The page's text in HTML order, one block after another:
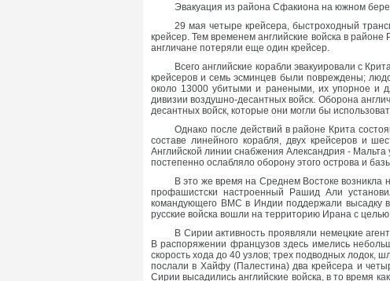
Эвакуация из района Сфакиона на южном
29 мая четыре крейсера, быстроходный
крейсер. Тем временем английские войска в
англичане потеряли еще один крейсер.
Всего английские корабли эвакуировали с
крейсеров и семь эсминцев были повреждены;
около 13000 убитыми и ранеными, их упорное и
дивизии воздушно-десантных войск. Оборона
десантных войск, которые они могли бы
Однако после действий в районе Крита
составе линейного корабля, двух крейсеров и
Английской линии снабжения Александрия -
постепенно ослабляло оборону этого острова и
В это же время на Среднем Востоке возникла
профашистски настроенный Рашид Али
командующего ВМС в Индии поддержали высадку
русские войска вошли на территорию Ирана с
В Сирии активность проявляли немецкие
В распоряжении французов здесь имелись
скорость хода до 40 узлов; трех подводных лодок,
послали в Хайфу (Палестина) два крейсера и
Сирии высадились английские войска, в то время